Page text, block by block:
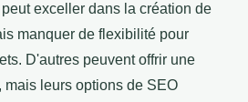
exceller dans la création de
manquer de flexibilité pour
D'autres peuvent offrir une
mais leurs options de SEO